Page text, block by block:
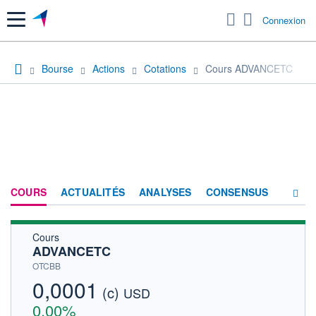
Menu Connexion
Bourse Actions Cotations Cours ADVANCETC
COURS ACTUALITÉS ANALYSES CONSENSUS
Cours
ADVANCETC
OTCBB
0,0001 (c) USD
0,00%